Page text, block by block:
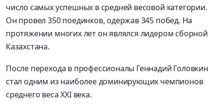
число самых успешных в средней весовой категории.
Он провел 350 поединков, одержав 345 побед. На
протяжении многих лет он являлся лидером сборной
Казахстана.
После перехода в профессионалы Геннадий Головкин
стал одним из наиболее доминирующих чемпионов
среднего веса XXI века.